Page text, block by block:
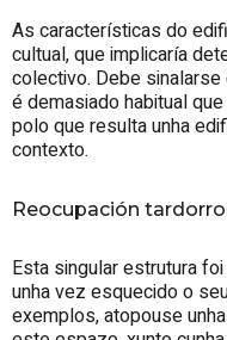
As características do
cultual, que implicaría
colectivo. Debe sinalarse
é demasiado habitual
polo que resulta unha
contexto.
Reocupación
Esta singular estrutura
unha vez esquecido o
exemplos, atopouse